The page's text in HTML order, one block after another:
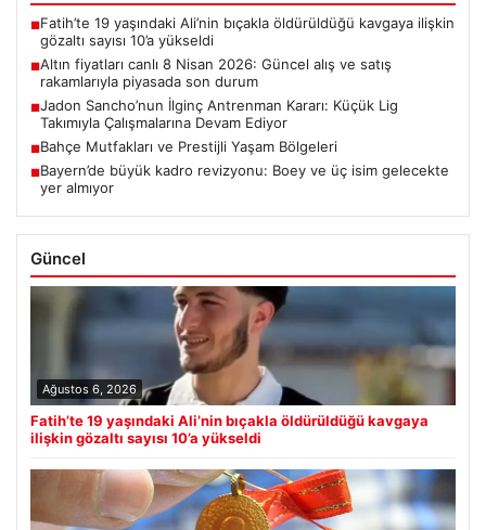
■Fatih’te 19 yaşındaki Ali’nin bıçakla öldürüldüğü kavgaya ilişkin
gözaltı sayısı 10’a yükseldi
■Altın fiyatları canlı 8 Nisan 2026: Güncel alış ve satış
rakamlarıyla piyasada son durum
■Jadon Sancho’nun İlginç Antrenman Kararı: Küçük Lig
Takımıyla Çalışmalarına Devam Ediyor
■Bahçe Mutfakları ve Prestijli Yaşam Bölgeleri
■Bayern’de büyük kadro revizyonu: Boey ve üç isim gelecekte
yer almıyor
Güncel
Ağustos 6, 2026
Fatih’te 19 yaşındaki Ali’nin bıçakla öldürüldüğü kavgaya
ilişkin gözaltı sayısı 10’a yükseldi